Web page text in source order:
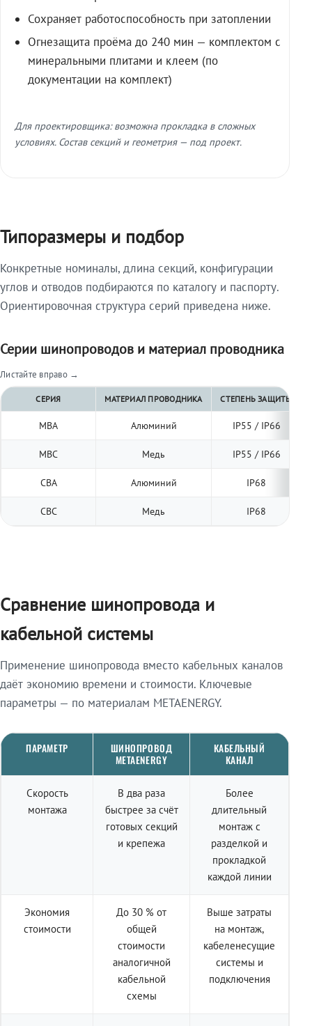
Сохраняет работоспособность при затоплении
Огнезащита проёма до 240 мин — комплектом с
минеральными плитами и клеем (по
документации на комплект)
Для проектировщика: возможна прокладка в сложных
условиях. Состав секций и геометрия — под проект.
Типоразмеры и подбор
Конкретные номиналы, длина секций, конфигурации
углов и отводов подбираются по каталогу и паспорту.
Ориентировочная структура серий приведена ниже.
Серии шинопроводов и материал проводника
Листайте вправо →
СЕРИЯ МАТЕРИАЛ ПРОВОДНИКА СТЕПЕНЬ ЗАЩИТЫ
МВА Алюминий IP55 / IP66
МВС Медь IP55 / IP66
СВА Алюминий IP68
СВС Медь IP68
Сравнение шинопровода и
кабельной системы
Применение шинопровода вместо кабельных каналов
даёт экономию времени и стоимости. Ключевые
параметры — по материалам METAENERGY.
ПАРАМЕТР
ШИНОПРОВОД
METAENERGY
КАБЕЛЬНЫЙ
КАНАЛ
Скорость
монтажа
В два раза
быстрее за счёт
готовых секций
и крепежа
Более
длительный
монтаж с
разделкой и
прокладкой
каждой линии
Экономия
стоимости
До 30 % от
общей
стоимости
аналогичной
кабельной
схемы
Выше затраты
на монтаж,
кабеленесущие
системы и
подключения